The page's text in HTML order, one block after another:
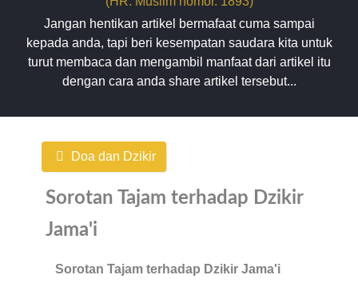
Jangan hentikan artikel bermafaat cuma sampai
kepada anda, tapi beri kesempatan saudara kita untuk
turut membaca dan mengambil manfaat dari artikel itu
dengan cara anda share artikel tersebut...
Doa dan Dzikir
Sorotan Tajam terhadap Dzikir
Jama'i
Sorotan Tajam terhadap Dzikir Jama'i